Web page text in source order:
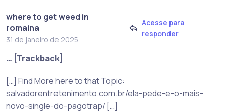
where to get weed in
romaina
31 de janeiro de 2025
Acesse para
responder
… [Trackback]
[…] Find More here to that Topic:
salvadorentretenimento.com.br/ela-pede-e-o-mais-
novo-single-do-pagotrap/ […]